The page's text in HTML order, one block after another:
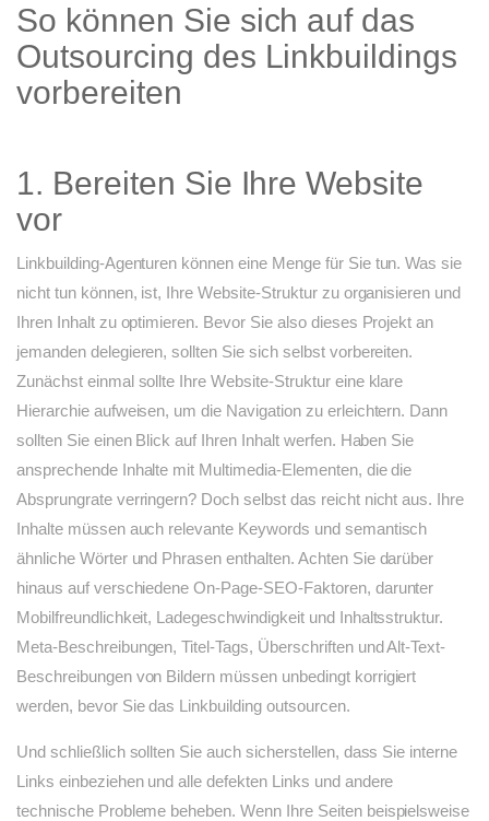
So können Sie sich auf das
Outsourcing des Linkbuildings
vorbereiten
1. Bereiten Sie Ihre Website
vor
Linkbuilding-Agenturen können eine Menge für Sie tun. Was sie
nicht tun können, ist, Ihre Website-Struktur zu organisieren und
Ihren Inhalt zu optimieren. Bevor Sie also dieses Projekt an
jemanden delegieren, sollten Sie sich selbst vorbereiten.
Zunächst einmal sollte Ihre Website-Struktur eine klare
Hierarchie aufweisen, um die Navigation zu erleichtern. Dann
sollten Sie einen Blick auf Ihren Inhalt werfen. Haben Sie
ansprechende Inhalte mit Multimedia-Elementen, die die
Absprungrate verringern? Doch selbst das reicht nicht aus. Ihre
Inhalte müssen auch relevante Keywords und semantisch
ähnliche Wörter und Phrasen enthalten. Achten Sie darüber
hinaus auf verschiedene On-Page-SEO-Faktoren, darunter
Mobilfreundlichkeit, Ladegeschwindigkeit und Inhaltsstruktur.
Meta-Beschreibungen, Titel-Tags, Überschriften und Alt-Text-
Beschreibungen von Bildern müssen unbedingt korrigiert
werden, bevor Sie das Linkbuilding outsourcen.
Und schließlich sollten Sie auch sicherstellen, dass Sie interne
Links einbeziehen und alle defekten Links und andere
technische Probleme beheben. Wenn Ihre Seiten beispielsweise